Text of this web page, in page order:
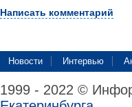
Написать комментарий
Новости Интервью
1999 - 2022 ©